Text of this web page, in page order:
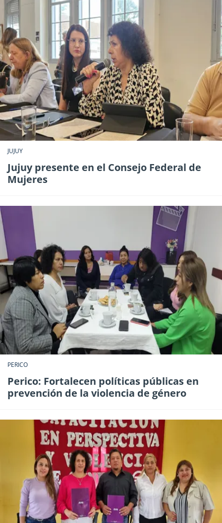
JUJUY
Jujuy presente en el Consejo Federal de
Mujeres
PERICO
Perico: Fortalecen políticas públicas en
prevención de la violencia de género